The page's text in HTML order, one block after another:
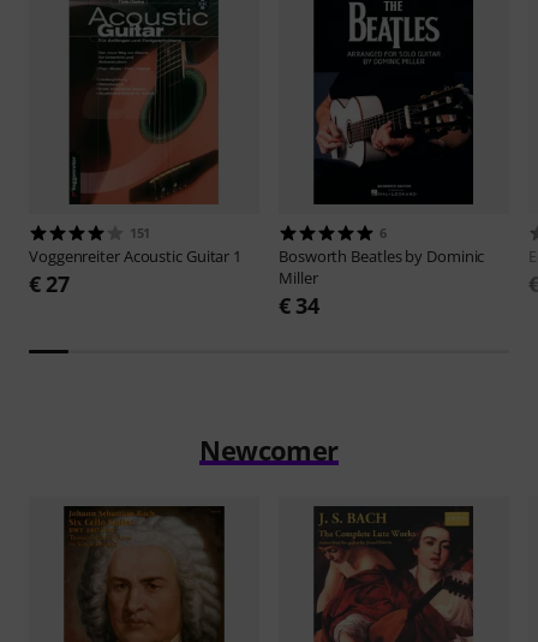
151
VoggenreiterAcoustic Guitar 1
€ 27
6
Bosworth Beatles by Dominic
Miller
€ 34
Newcomer